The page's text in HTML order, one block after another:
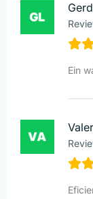
Ein